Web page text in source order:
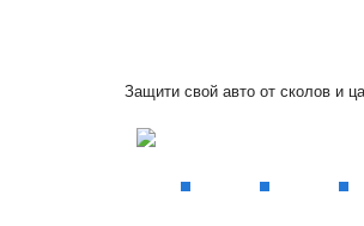
Защити свой авто от сколов и